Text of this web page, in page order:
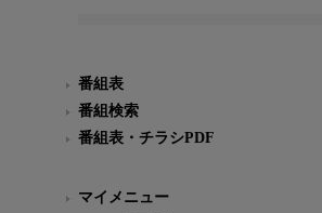
番組表
番組検索
番組表・チラシPDF
マイメニュー